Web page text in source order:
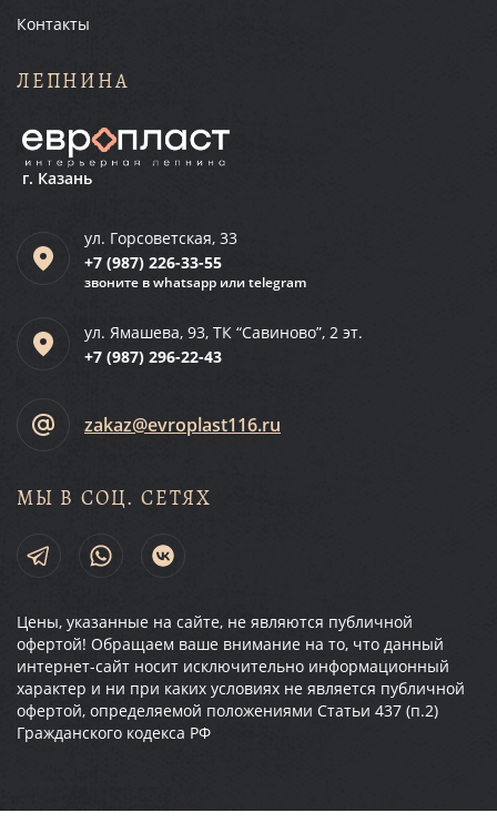
Контакты
ЛЕПНИНА
г. Казань
ул. Горсоветская, 33
+7 (987) 226-33-55
звоните в whatsapp или telegram
ул. Ямашева, 93, ТК “Савиново”, 2 эт.
+7 (987) 296-22-43
zakaz@evroplast116.ru
МЫ В СОЦ. СЕТЯХ
Цены, указанные на сайте, не являются публичной
офертой! Обращаем ваше внимание на то, что данный
интернет-сайт носит исключительно информационный
характер и ни при каких условиях не является публичной
офертой, определяемой положениями Статьи 437 (п.2)
Гражданского кодекса РФ